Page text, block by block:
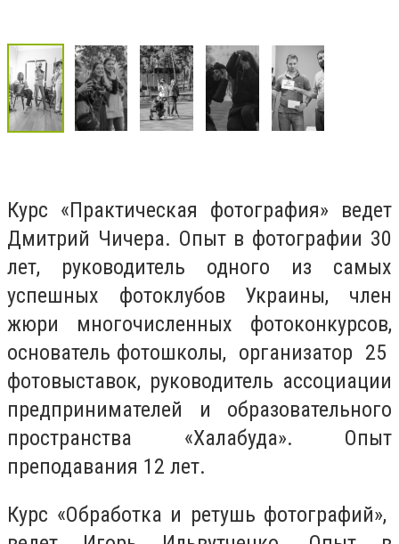
Курс «Практическая фотография» ведет
Дмитрий Чичера. Опыт в фотографии 30
лет, руководитель одного из самых
успешных фотоклубов Украины, член
жюри многочисленных фотоконкурсов,
основатель фотошколы, организатор 25
фотовыставок, руководитель ассоциации
предпринимателей и образовательного
пространства «Халабуда». Опыт
преподавания 12 лет.
Курс «Обработка и ретушь фотографий»,